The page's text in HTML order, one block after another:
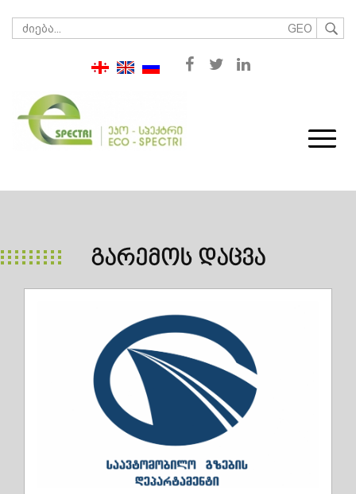
GEO
ᲒᲐᲠᲔᲛᲝᲡ ᲓᲐᲪᲕᲐ